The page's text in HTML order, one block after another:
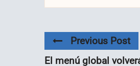
Previous Post
El menú global